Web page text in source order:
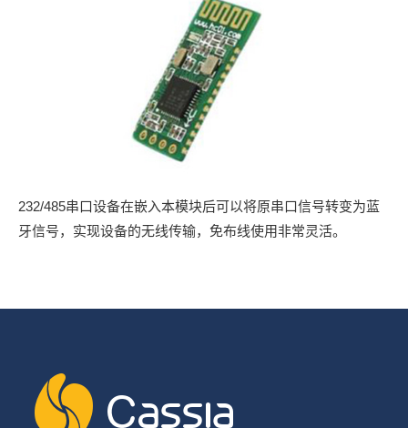
232/485串口设备在嵌入本模块后可以将原串口信号转变为蓝
牙信号，实现设备的无线传输，免布线使用非常灵活。